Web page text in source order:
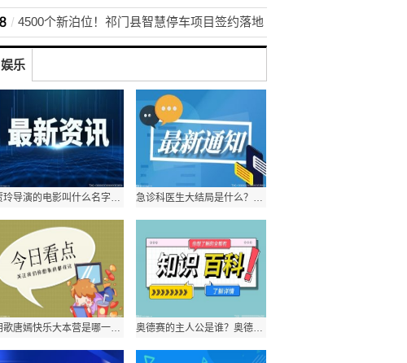
4500个新泊位！祁门县智慧停车项目签约落地
娱乐
贾玲导演的电影叫什么名字？你好李焕英是真实故事改编吗？ 急诊科医生大结局是什么？急诊科医生江晓琪和谁在一起了？
胡歌唐嫣快乐大本营是哪一期？胡歌快乐大本营有哪几期？ 奥德赛的主人公是谁？奥德赛是喜剧吗？